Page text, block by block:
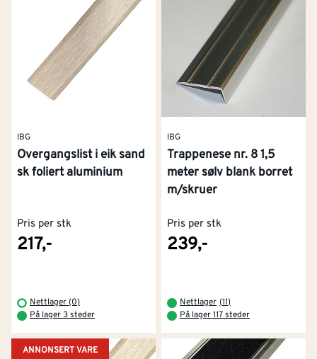
IBG
Overgangslist i eik sand
sk foliert aluminium
Pris per stk
217,-
Nettlager (0)
På lager 3 steder
IBG
Trappenese nr. 8 1,5
meter sølv blank borret
m/skruer
Pris per stk
239,-
Nettlager (11)
På lager 117 steder
ANNONSERT VARE